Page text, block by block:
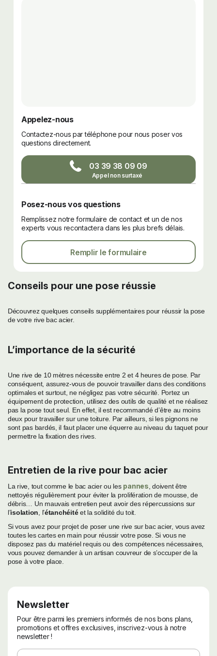
Appelez-nous
Contactez-nous par téléphone pour nous poser vos
questions directement.
03 39 38 09 09
Posez-nous vos questions
Remplissez notre formulaire de contact et un de nos
experts vous recontactera dans les plus brefs délais.
Remplir le formulaire
Conseils pour une pose réussie
Découvrez quelques conseils supplémentaires pour réussir la pose
de votre rive bac acier.
L’importance de la sécurité
Une rive de 10 mètres nécessite entre 2 et 4 heures de pose. Par
conséquent, assurez-vous de pouvoir travailler dans des conditions
optimales et surtout, ne négligez pas votre sécurité. Portez un
équipement de protection, utilisez des outils de qualité et ne réalisez
pas la pose tout seul. En effet, il est recommandé d’être au moins
deux pour travailler sur une toiture. Par ailleurs, si les pignons ne
sont pas bardés, il faut placer une équerre au niveau du taquet pour
permettre la fixation des rives.
Entretien de la rive pour bac acier
La rive, tout comme le bac acier ou les pannes , doivent être
nettoyés régulièrement pour éviter la prolifération de mousse, de
débris… Un mauvais entretien peut avoir des répercussions sur
l’isolation , l’étanchéitéet la solidité du toit.
Si vous avez pour projet de poser une rive sur bac acier, vous avez
toutes les cartes en main pour réussir votre pose. Si vous ne
disposez pas du matériel requis ou des compétences nécessaires,
vous pouvez demander à un artisan couvreur de s’occuper de la
pose à votre place.
Newsletter
Pour être parmi les premiers informés de nos bons plans,
promotions et offres exclusives, inscrivez-vous à notre
newsletter !